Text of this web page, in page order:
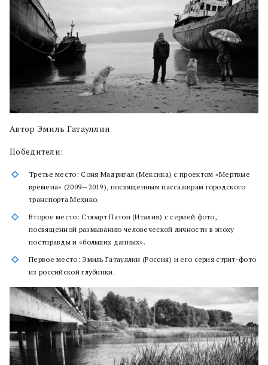
Автор Эмиль Гатауллин
Победители:
Третье место: Соня Мадригал (Мексика) с проектом «Мертвые
времена» (2009—2019), посвященным пассажирам городского
транспорта Мехико.
Второе место: Стюарт Патон (Италия) с серией фото,
посвященной размыванию человеческой личности в эпоху
постправды и «больших данных».
Первое место: Эмиль Гатауллин (Россия) и его серия стрит-фото
из российской глубинки.